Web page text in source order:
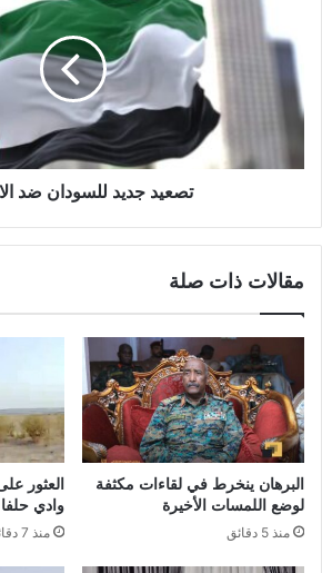
ضد
الامارات
تصعيد جديد للسودان ضد
مقالات ذات صلة
البرهان ينخرط في لقاءات مكثفة
لوضع اللمسات الأخيرة
منذ 5 دقائق
العثور
وادي
منذ 7 دقائق